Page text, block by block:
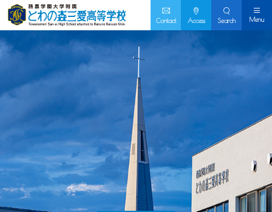
Contact Access Search Menu